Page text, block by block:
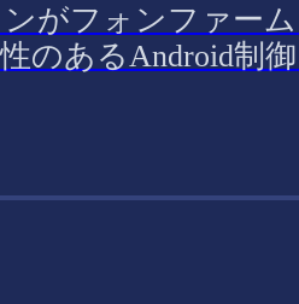
がフォンファー
のあるAndroid制